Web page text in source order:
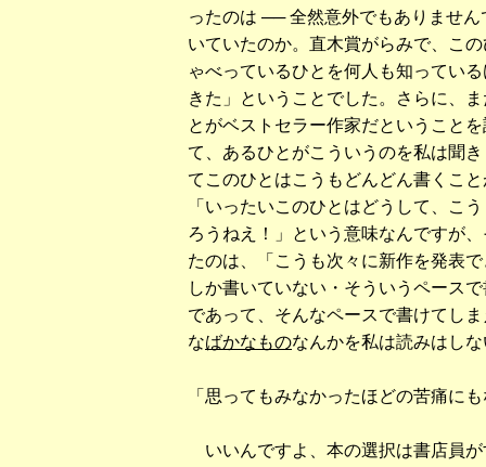
ったのは ── 全然意外でもありませ
いていたのか。直木賞がらみで、こ
ゃべっているひとを何人も知ってい
きた」ということでした。さらに、
とがベストセラー作家だということ
て、あるひとがこういうのを私は聞
てこのひとはこうもどんどん書くこ
「いったいこのひとはどうして、こ
ろうねえ！」という意味なんですが
たのは、「こうも次々に新作を発表
しか書いていない・そういうペース
であって、そんなペースで書けてし
なばかなものなんかを私は読みはし
「思ってもみなかったほどの苦痛に
いいんですよ、本の選択は書店員